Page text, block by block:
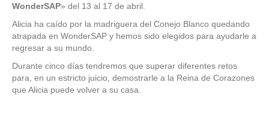
WonderSAP» del 13 al 17 de abril.
Alicia ha caído por la madriguera del Conejo Blanco quedando
atrapada en WonderSAP y hemos sido elegidos para ayudarle a
regresar a su mundo.
Durante cinco días tendremos que superar diferentes retos
para, en un estricto juicio, demostrarle a la Reina de Corazones
que Alicia puede volver a su casa.